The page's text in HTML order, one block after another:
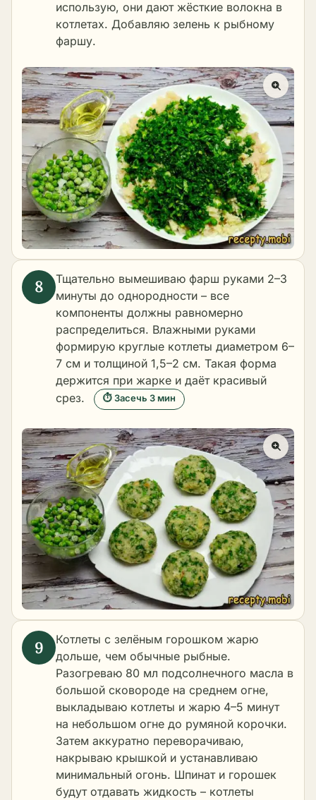
использую, они дают жёсткие волокна в
котлетах. Добавляю зелень к рыбному
фаршу.
Тщательно вымешиваю фарш руками 2–3
минуты до однородности – все
компоненты должны равномерно
распределиться. Влажными руками
формирую круглые котлеты диаметром 6–
7 см и толщиной 1,5–2 см. Такая форма
держится при жарке и даёт красивый
срез.
⏱ Засечь 3 мин
Котлеты с зелёным горошком жарю
дольше, чем обычные рыбные.
Разогреваю 80 мл подсолнечного масла в
большой сковороде на среднем огне,
выкладываю котлеты и жарю 4–5 минут
на небольшом огне до румяной корочки.
Затем аккуратно переворачиваю,
накрываю крышкой и устанавливаю
минимальный огонь. Шпинат и горошек
будут отдавать жидкость – котлеты